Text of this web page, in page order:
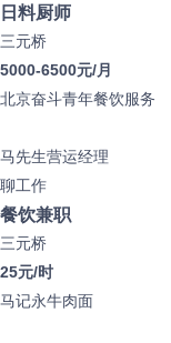
日料厨师
三元桥
5000-6500元/月
北京奋斗青年餐饮服务
马先生营运经理
聊工作
餐饮兼职
三元桥
25元/时
马记永牛肉面